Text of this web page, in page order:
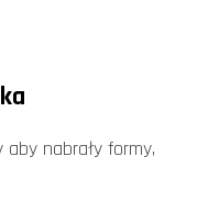
nabrały formy,